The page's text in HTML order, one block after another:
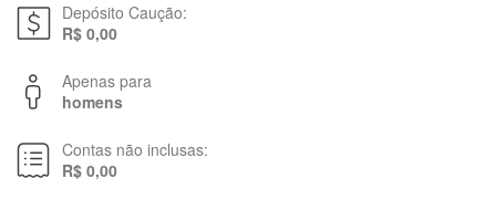
Depósito Caução:
R$ 0,00
Apenas para
homens
Contas não inclusas:
R$ 0,00